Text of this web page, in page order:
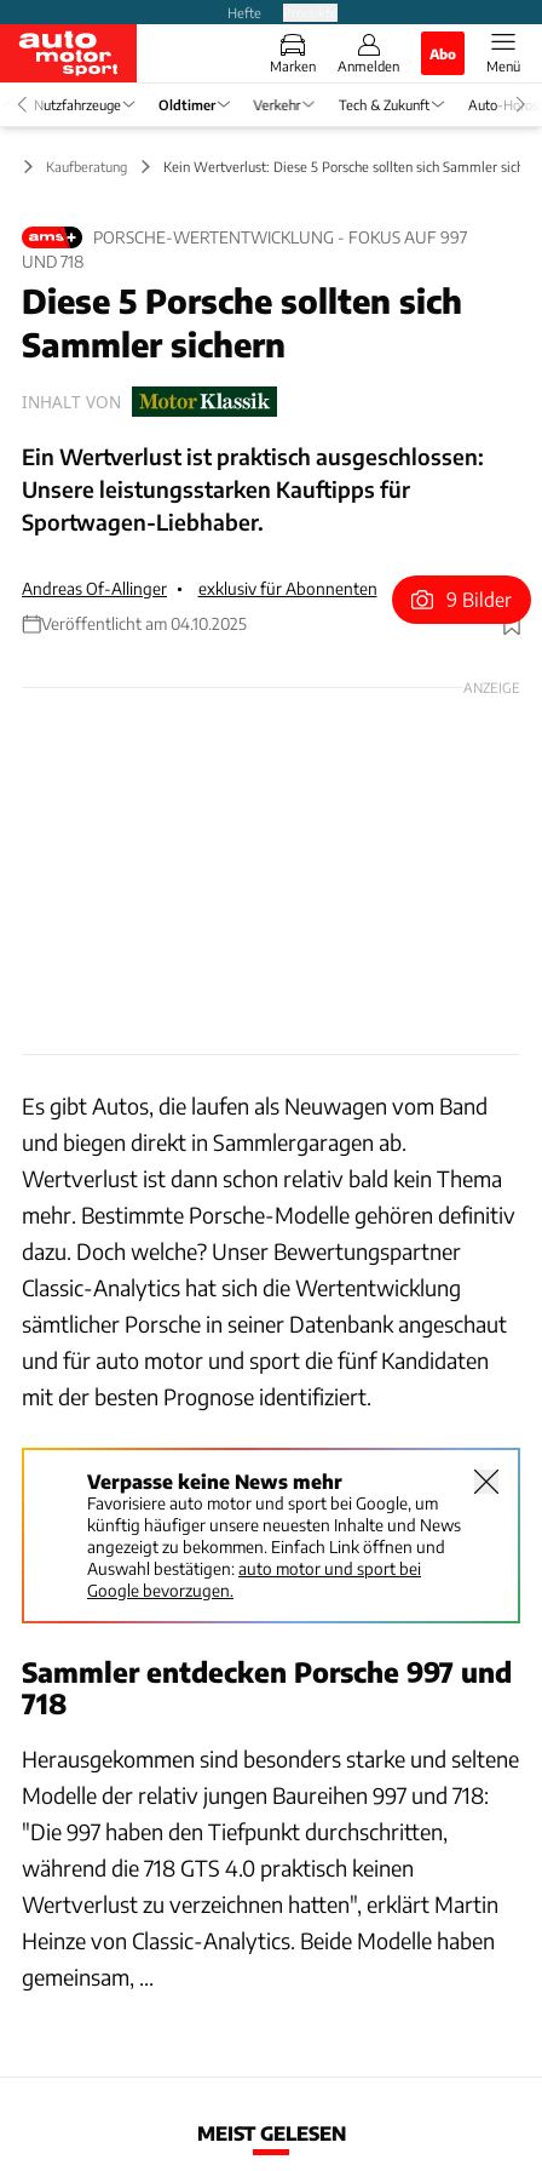
Hefte
Marken Anmelden
Abo
Menü
Nutzfahrzeuge Oldtimer Verkehr Tech & Zukunft Auto-
Kaufberatung Kein Wertverlust: Diese 5 Porsche sollten sich Sammler sichern
PORSCHE-WERTENTWICKLUNG - FOKUS AUF 997
UND 718
Diese 5 Porsche sollten sich
Sammler sichern
INHALT VON
Ein Wertverlust ist praktisch ausgeschlossen:
Unsere leistungsstarken Kauftipps für
Sportwagen-Liebhaber.
Andreas Of-Allinger
exklusiv für Abonnenten
Veröffentlicht am 04.10.2025
Foto: Archiv
9 Bilder
ANZEIGE
Es gibt Autos, die laufen als Neuwagen vom Band
und biegen direkt in Sammlergaragen ab.
Wertverlust ist dann schon relativ bald kein Thema
mehr. Bestimmte Porsche-Modelle gehören definitiv
dazu. Doch welche? Unser Bewertungspartner
Classic-Analytics hat sich die Wertentwicklung
sämtlicher Porsche in seiner Datenbank angeschaut
und für auto motor und sport die fünf Kandidaten
mit der besten Prognose identifiziert.
Verpasse keine News mehr
Favorisiere auto motor und sport bei Google, um
künftig häufiger unsere neuesten Inhalte und News
angezeigt zu bekommen. Einfach Link öffnen und
Auswahl bestätigen:auto motor und sport bei
Google bevorzugen.
Sammler entdecken Porsche 997 und
718
Herausgekommen sind besonders starke und seltene
Modelle der relativ jungen Baureihen 997 und 718:
"Die 997 haben den Tiefpunkt durchschritten,
während die 718 GTS 4.0 praktisch keinen
Wertverlust zu verzeichnen hatten", erklärt Martin
Heinze von Classic-Analytics. Beide Modelle haben
gemeinsam, ...
MEIST GELESEN